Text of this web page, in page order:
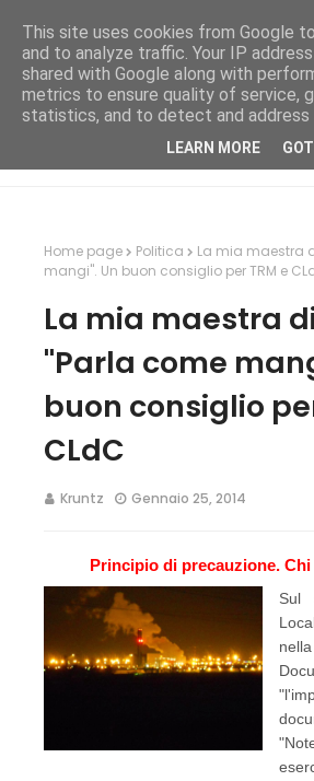
Home page Politica
La mia maestra
mangi". Un buon consiglio per TRM e
La mia maestra
"Parla come
buon consiglio
CLdC
Kruntz Gennaio 25, 2014
Principio di precauzione.
Sul
This site uses cookies from Google
and to analyze traffic. Your IP
shared with Google along with
metrics to ensure quality of service,
statistics, and to detect and address
LEARN MORE